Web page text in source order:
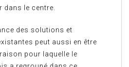
dans le centre.
des solutions et
peut aussi en être
raison pour laquelle le